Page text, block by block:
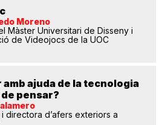
Moreno
Màster Universitari de Disseny i
de Videojocs de la UOC
amb ajuda de la tecnologia
pensar?
directora d’afers exteriors a